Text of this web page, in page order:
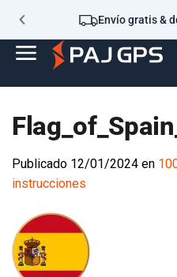
Envío gratis &
Publicado 12/01/2024 en
instrucciones